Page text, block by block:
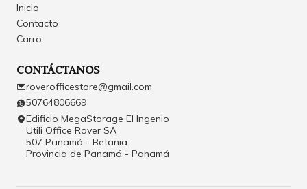
Inicio
Contacto
Carro
CONTÁCTANOS
roverofficestore@gmail.com
50764806669
Edificio MegaStorage El Ingenio
Utili Office Rover SA
507 Panamá - Betania
Provincia de Panamá - Panamá